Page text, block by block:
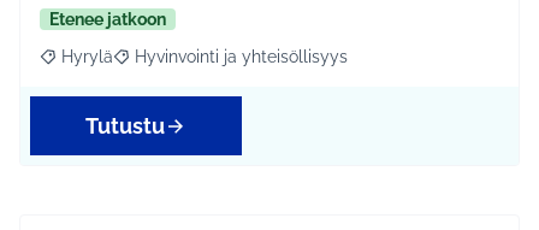
Etenee jatkoon
Rajaa tulokset aihepiirin mukaan: Hyrylä
Hyrylä Rajaa tulokset teeman mukaan: Hyvinvointi ja
Hyvinvointi ja yhteisöllisyys
Tutustu